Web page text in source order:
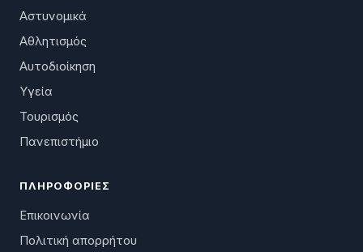
Αστυνομικά
Αθλητισμός
Αυτοδιοίκηση
Υγεία
Τουρισμός
Πανεπιστήμιο
ΠΛΗΡΟΦΟΡΊΕΣ
Επικοινωνία
Πολιτική απορρήτου